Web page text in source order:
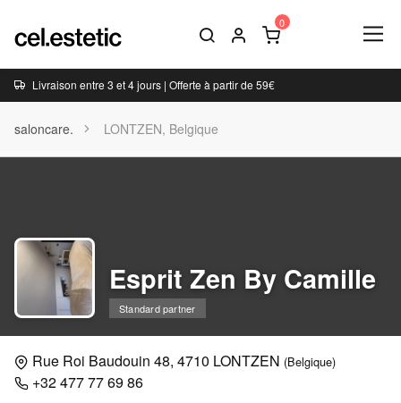
Livraison entre 3 et 4 jours | Offerte à partir de 59€
saloncare. LONTZEN, Belgique
Esprit Zen By Camille
Standard partner
Rue Roi Baudouin 48, 4710 LONTZEN (Belgique)
+32 477 77 69 86